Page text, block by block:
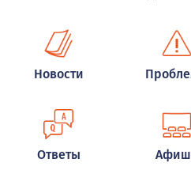
Новости
Ответы